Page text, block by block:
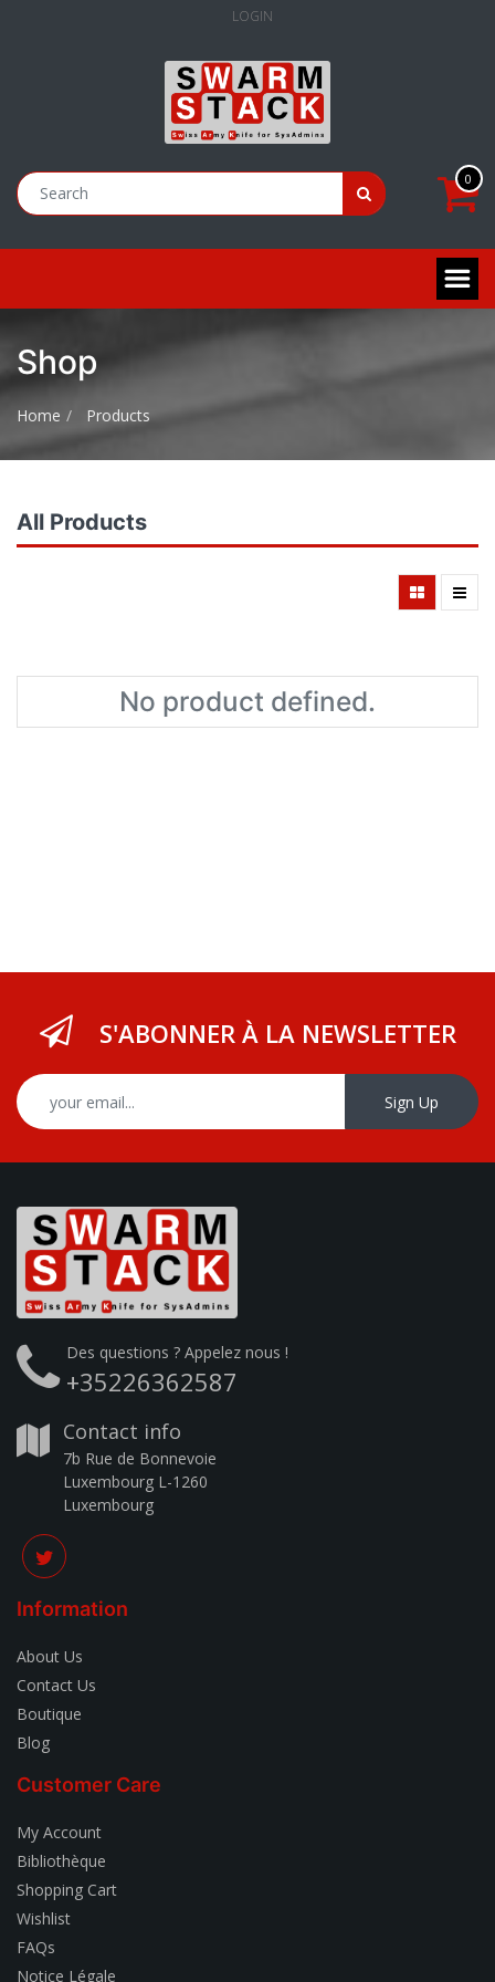
LOGIN
0
Shop
Home Products
All Products
No product defined.
S'ABONNER À LA NEWSLETTER
Sign Up
Des questions ? Appelez nous !
+35226362587
Contact info
7b Rue de Bonnevoie
Luxembourg L-1260
Luxembourg
Information
About Us
Contact Us
Boutique
Blog
Customer Care
My Account
Bibliothèque
Shopping Cart
Wishlist
FAQs
Notice Légale